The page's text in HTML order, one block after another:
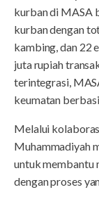
kurban di MASA
kurban dengan
kambing, dan 22
juta rupiah
terintegrasi,
keumatan
Melalui
Muhammadiyah
untuk membantu
dengan proses